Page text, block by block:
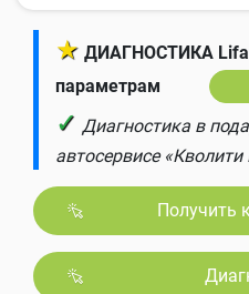
★ ДИАГНОСТИКА
параметрам
✓ Диагностика в
автосервисе
Получить